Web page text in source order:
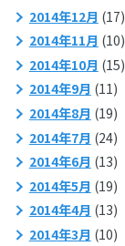
2014年12月 (17)
2014年11月 (10)
2014年10月 (15)
2014年9月 (11)
2014年8月 (19)
2014年7月 (24)
2014年6月 (13)
2014年5月 (19)
2014年4月 (13)
2014年3月 (10)